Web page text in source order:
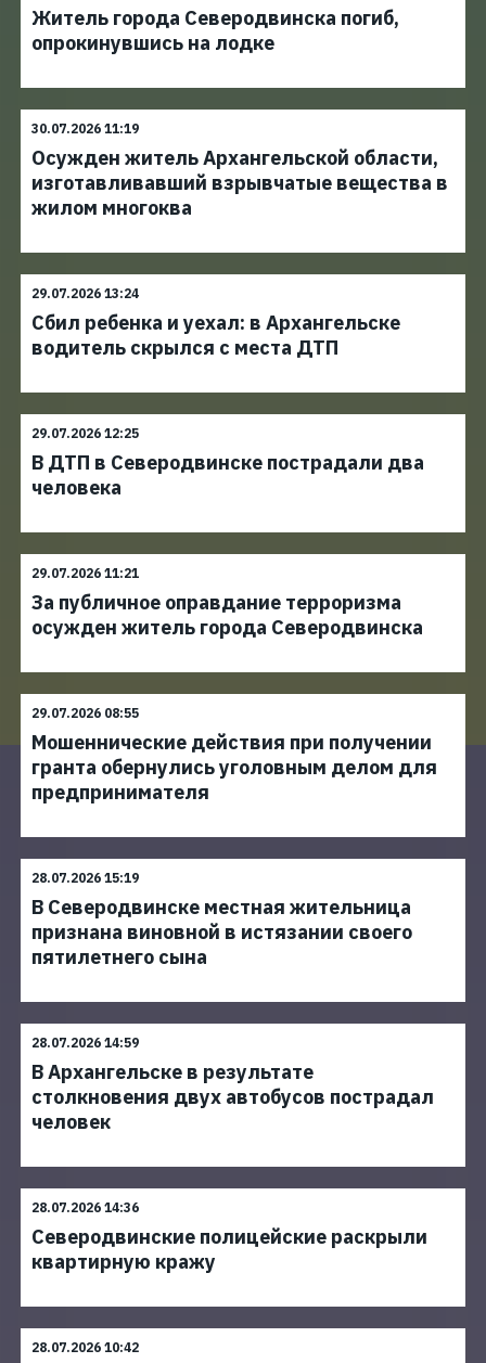
Житель города Северодвинска погиб,
опрокинувшись на лодке
30.07.2026 11:19
Осужден житель Архангельской области,
изготавливавший взрывчатые вещества в
жилом многоква
29.07.2026 13:24
Сбил ребенка и уехал: в Архангельске
водитель скрылся с места ДТП
29.07.2026 12:25
В ДТП в Северодвинске пострадали два
человека
29.07.2026 11:21
За публичное оправдание терроризма
осужден житель города Северодвинска
29.07.2026 08:55
Мошеннические действия при получении
гранта обернулись уголовным делом для
предпринимателя
28.07.2026 15:19
В Северодвинске местная жительница
признана виновной в истязании своего
пятилетнего сына
28.07.2026 14:59
В Архангельске в результате
столкновения двух автобусов пострадал
человек
28.07.2026 14:36
Северодвинские полицейские раскрыли
квартирную кражу
28.07.2026 10:42